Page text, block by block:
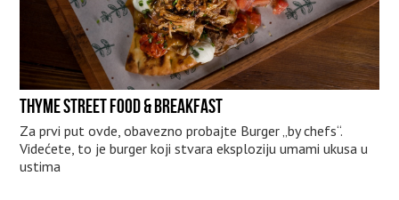
THYME STREET FOOD & BREAKFAST
Za prvi put ovde, obavezno probajte Burger „by chefs“.
Videćete, to je burger koji stvara eksploziju umami ukusa u
ustima